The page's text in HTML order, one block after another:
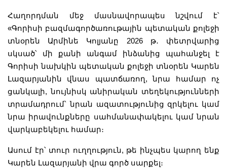
Հաղորդման մեջ մասնավորապես նշվում է՝
«Գորիսի բազմագործառութային պետական քոլեջի
տնօրեն Արմինե Կոլյանը 2026 թ․ փետրվարից
սկսած՝ մի քանի անգամ ինձանից պահանջել է
Գորիսի նախկին պետական քոլեջի տնօրեն Կարեն
Լազարյանին վնաս պատճառող, նրա համար ոչ
ցանկալի, նույնիսկ անիրական տեղեկությունների
տրամադրում՝ նրան ազատությունից զրկելու կամ
նրա իրավունքները սահմանափակելու կամ նրան
վարկաբեկելու համար։
Ասում էր՝ տուր ուղղություն, թե ինչպես կարող ենք
Կարեն Լազարյանի վրա գործ սարքել։